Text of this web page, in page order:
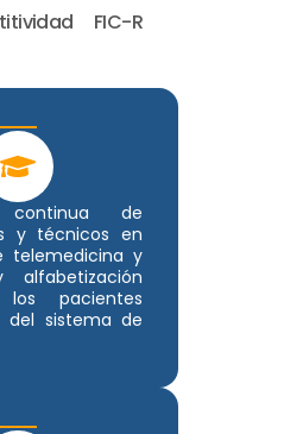
continua de
y técnicos en
telemedicina y
alfabetización
pacientes
del sistema de
FIC-R